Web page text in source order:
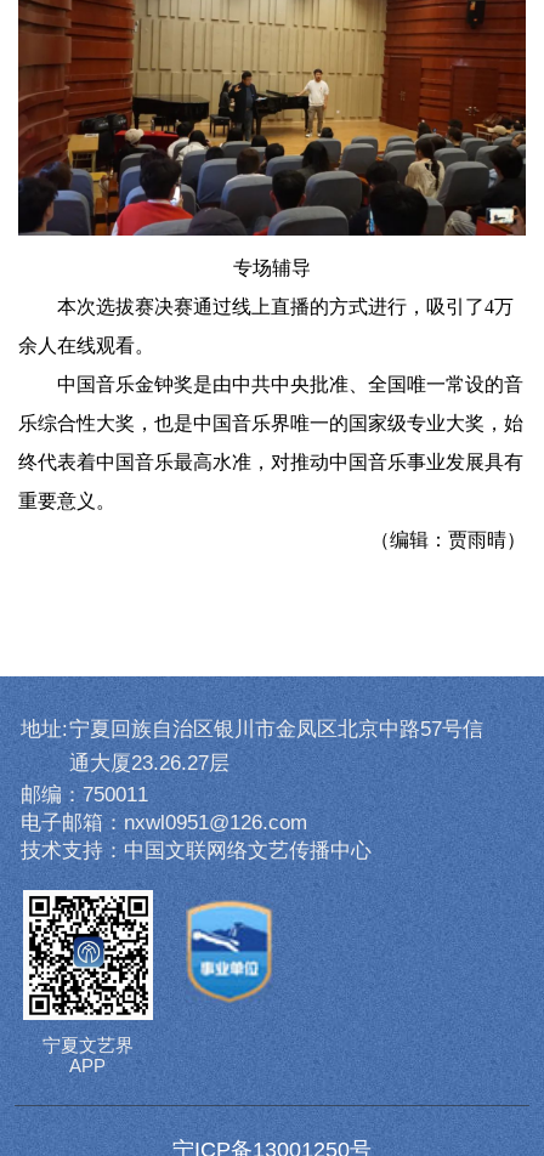
专场辅导
本次选拔赛决赛通过线上直播的方式进行，吸引了4万
余人在线观看。
中国音乐金钟奖是由中共中央批准、全国唯一常设的音
乐综合性大奖，也是中国音乐界唯一的国家级专业大奖，始
终代表着中国音乐最高水准，对推动中国音乐事业发展具有
重要意义。
（编辑：贾雨晴）
地址:宁夏回族自治区银川市金凤区北京中路57号信
通大厦23.26.27层
邮编：750011
电子邮箱：nxwl0951@126.com
技术支持：中国文联网络文艺传播中心
宁夏文艺界
APP
宁ICP备13001250号